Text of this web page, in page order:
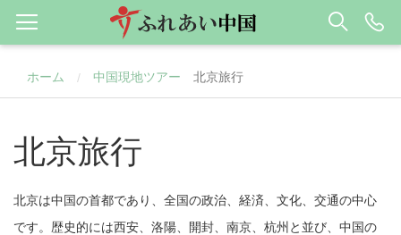
ホーム / 中国現地ツアー 北京旅行
北京旅行
北京は中国の首都であり、全国の政治、経済、文化、交通の中心
です。歴史的には西安、洛陽、開封、南京、杭州と並び、中国の